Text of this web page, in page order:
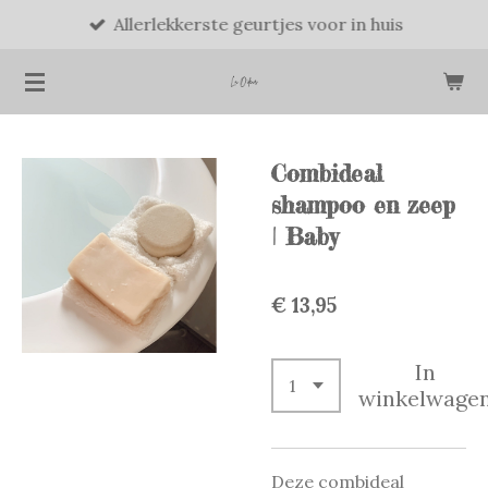
naar
de
Allerlekkerste geurtjes voor in huis
Combideal
shampoo en zeep
| Baby
€ 13,95
In
Deze combideal